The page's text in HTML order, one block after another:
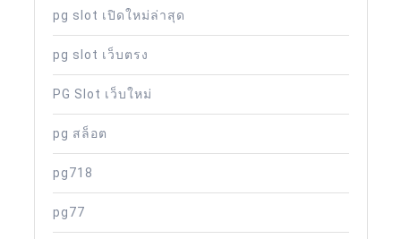
pg slot เปิดใหม่ล่าสุด
pg slot เว็บตรง
PG Slot เว็บใหม่
pg สล็อต
pg718
pg77